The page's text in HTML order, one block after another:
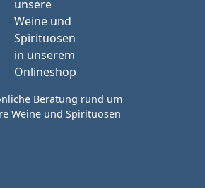
Beratung rund um
Weine und Spirituosen